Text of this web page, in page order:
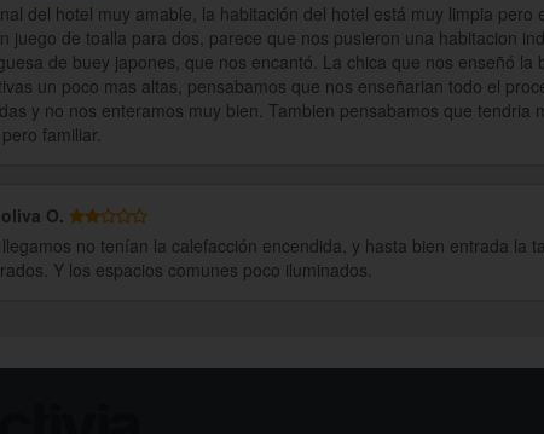
del hotel muy amable, la habitación del hotel está muy limpia
juego de toalla para dos, parece que nos pusieron una habitacion
de buey japones, que nos encantó. La chica que nos enseñó
un poco mas altas, pensabamos que nos enseñarian todo el
y no nos enteramos muy bien. Tambien pensabamos que
familiar.
O.
no tenían la calefacción encendida, y hasta bien entrada la
Y los espacios comunes poco iluminados.